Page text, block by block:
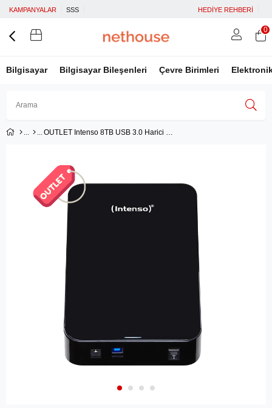
KAMPANYALAR SSS HEDİYE REHBERİ
Bilgisayar Bilgisayar Bileşenleri Çevre Birimleri
0
OUTLET Intenso 8TB USB 3.0 Harici Hardisk (Kutusuz)